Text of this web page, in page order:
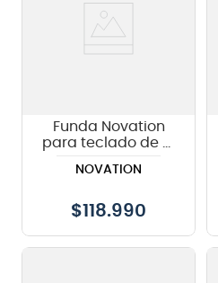
Funda Novation
para teclado de 61
NOVATION
$118.990